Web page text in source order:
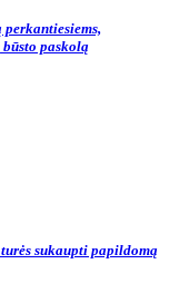
paskolą
sukaupti papildomą